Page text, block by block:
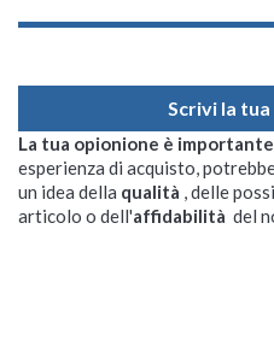
Scrivi la
La tua opionione è importante
esperienza di acquisto,
un idea della qualità , delle
articolo o dell'affidabilità del